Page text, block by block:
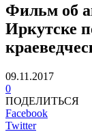
Фильм об
Иркутске
09.11.2017
0
ПОДЕЛИТЬСЯ
Facebook
Twitter